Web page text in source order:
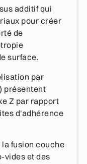
additif qui
pour créer
de
surface.
par
présentent
Z par rapport
d'adhérence
fusion couche
vides et des